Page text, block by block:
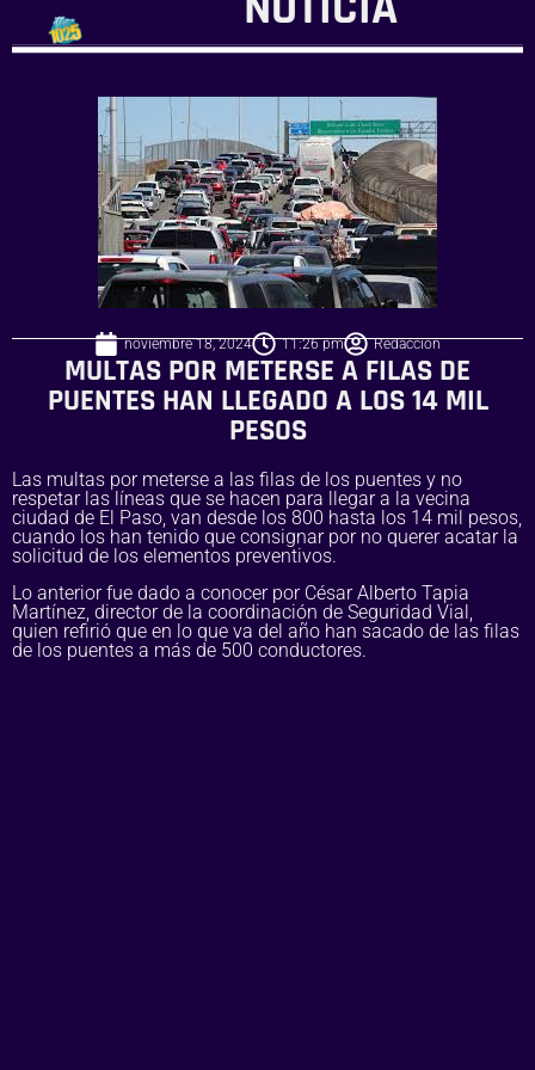
noviembre 18, 2024 11:26 pm Redaccion
MULTAS POR METERSE A FILAS DE
PUENTES HAN LLEGADO A LOS 14 MIL
PESOS
Las multas por meterse a las filas de los puentes y no
respetar las líneas que se hacen para llegar a la vecina
ciudad de El Paso, van desde los 800 hasta los 14 mil pesos,
cuando los han tenido que consignar por no querer acatar la
solicitud de los elementos preventivos.
Lo anterior fue dado a conocer por César Alberto Tapia
Martínez, director de la coordinación de Seguridad Vial,
quien refirió que en lo que va del año han sacado de las filas
de los puentes a más de 500 conductores.